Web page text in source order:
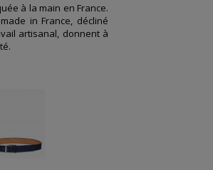
à la main en France.
in France, décliné
artisanal, donnent à
.